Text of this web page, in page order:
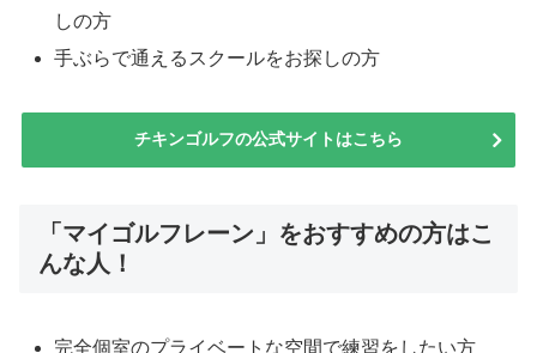
しの方
手ぶらで通えるスクールをお探しの方
チキンゴルフの公式サイトはこちら
「マイゴルフレーン」をおすすめの方はこ
んな人！
完全個室のプライベートな空間で練習をしたい方